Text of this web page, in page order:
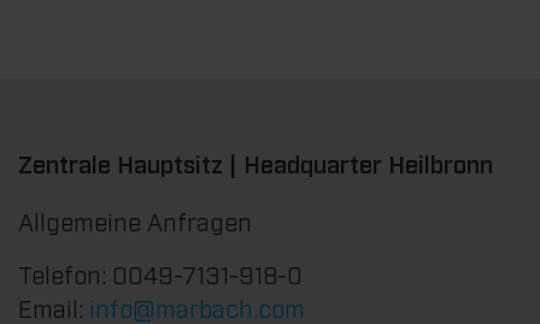
Zentrale Hauptsitz | Headquarter Heilbronn
Allgemeine Anfragen
Telefon: 0049-7131-918-0
Email: info@marbach.com